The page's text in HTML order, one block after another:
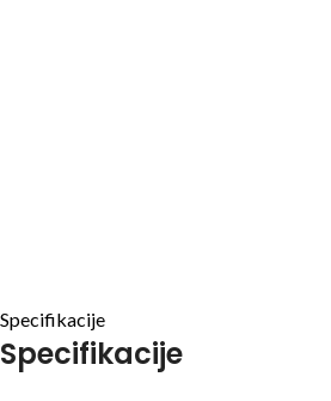
Specifikacije
Specifikacije